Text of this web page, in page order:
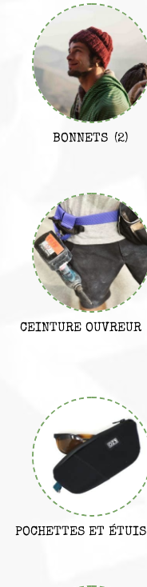
BONNETS (2)
CEINTURE OUVREUR
POCHETTES ET ÉTUIS